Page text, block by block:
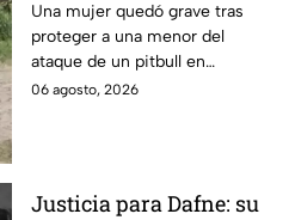
una menor; hoy lucha
por su vida en Zapopan
Una mujer quedó grave tras
proteger a una menor del
ataque de un pitbull en
Zapopan; la víctima sufrió
06 agosto, 2026
Justicia para Dafne: su